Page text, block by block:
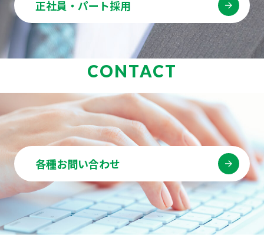
正社員・パート採用
CONTACT
各種お問い合わせ